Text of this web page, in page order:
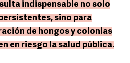
indispensable no solo
sino para
de hongos y colonias
en riesgo la salud pública.